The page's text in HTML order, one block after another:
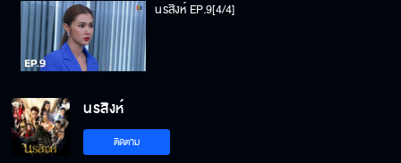
นรสิงห์ EP.9[4/4]
นรสิงห์
ติดตาม